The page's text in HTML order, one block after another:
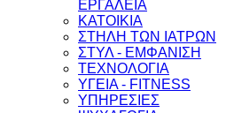
ΕΡΓΑΛΕΙΑ
ΚΑΤΟΙΚΙΑ
ΣΤΗΛΗ ΤΩΝ ΙΑΤΡΩΝ
ΣΤΥΛ - ΕΜΦΑΝΙΣΗ
ΤΕΧΝΟΛΟΓΙΑ
ΥΓΕΙΑ - FITNESS
ΥΠΗΡΕΣΙΕΣ